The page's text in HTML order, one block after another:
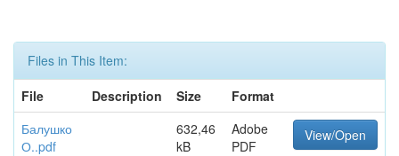
Files in This Item:
File
Description Size
Format
Балушко
О..pdf
632,46
kB
Adobe
PDF
View/Open